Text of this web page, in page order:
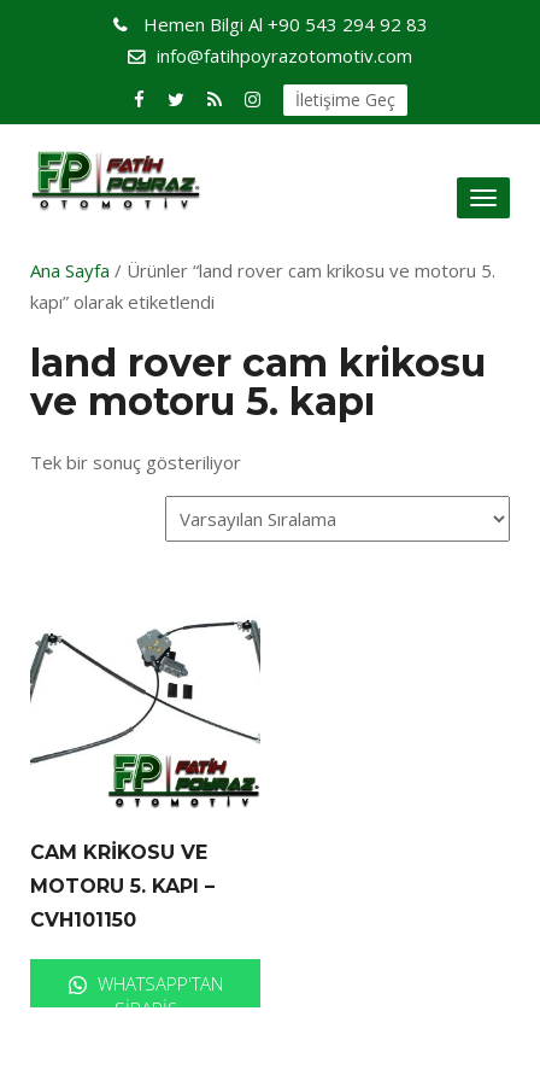
Hemen Bilgi Al +90 543 294 92 83
info@fatihpoyrazotomotiv.com
İletişime Geç
Toggle
Ana Sayfa / Ürünler “land rover cam krikosu ve motoru 5.
kapı” olarak etiketlendi
land rover cam krikosu
ve motoru 5. kapı
Tek bir sonuç gösteriliyor
CAM KRİKOSU VE
MOTORU 5. KAPI –
CVH101150
WHATSAPP'TAN
SIPARIŞ